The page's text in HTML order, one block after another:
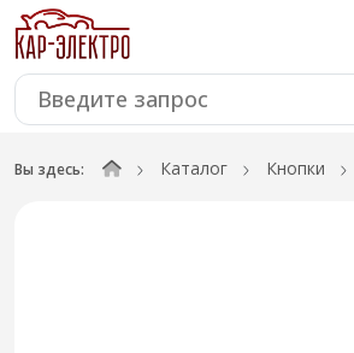
Вы здесь: Каталог Кнопки